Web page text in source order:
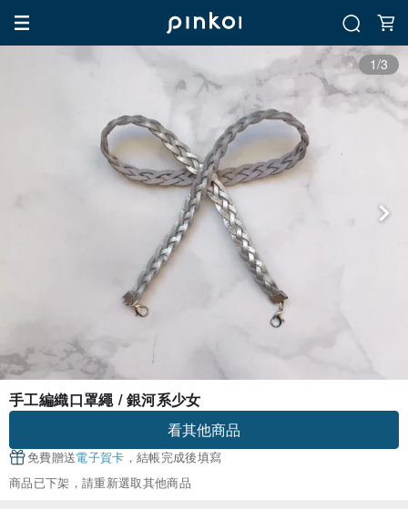
1/3
手工編織口罩繩 / 銀河系少女
看其他商品
免費贈送電子賀卡 ，結帳完成後填寫
商品已下架，請重新選取其他商品